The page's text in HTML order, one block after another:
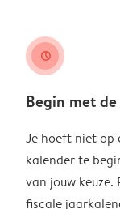
clock
Begin met
Je hoeft niet op
kalender te
van jouw
fiscale